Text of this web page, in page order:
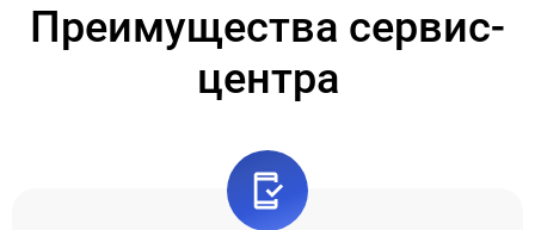
Преимущества сервис-
центра